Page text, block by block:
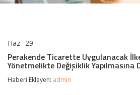
Haz 29
Uygulanacak
İlke
ve
Perakende Ticarette Uygulanacak
Yönetmelikte Değişiklik Yapılmasına
Haberi Ekleyen: admin